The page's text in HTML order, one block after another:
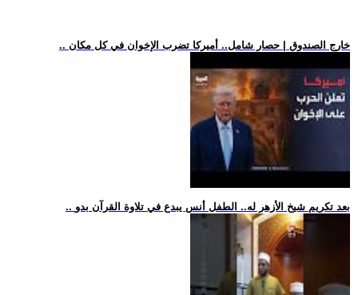
.. خارج الصندوق | حصار شامل.. أميركا تضرب الإخوان في كل مكان
.. بعد تكريم شيخ الأزهر له.. الطفل أنس يبدع في تلاوة القرآن بدو